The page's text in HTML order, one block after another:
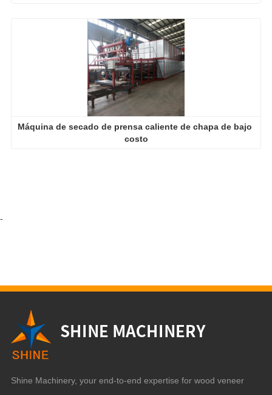
Máquina de secado de prensa caliente de chapa de bajo
costo
-
Shine Machinery, your end-to-end expertise for wood veneer